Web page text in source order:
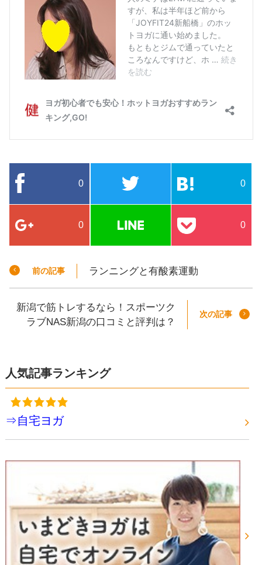
0 0
0 0
前の記事 ランニングと有酸素運動
次の記事
新潟で筋トレするなら！スポーツク
ラブNAS新潟の口コミと評判は？
人気記事ランキング
⇒自宅ヨガ